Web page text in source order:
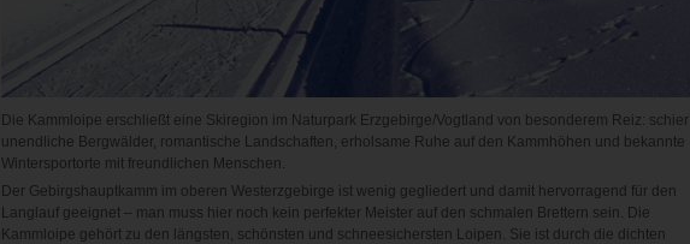
Die Kammloipe erschließt eine Skiregion im Naturpark Erzgebirge/Vogtland von besonderem Reiz: schier
unendliche Bergwälder, romantische Landschaften, erholsame Ruhe auf den Kammhöhen und bekannte
Wintersportorte mit freundlichen Menschen.
Der Gebirgshauptkamm im oberen Westerzgebirge ist wenig gegliedert und damit hervorragend für den
Langlauf geeignet – man muss hier noch kein perfekter Meister auf den schmalen Brettern sein. Die
Kammloipe gehört zu den längsten, schönsten und schneesichersten Loipen. Sie ist durch die dichten